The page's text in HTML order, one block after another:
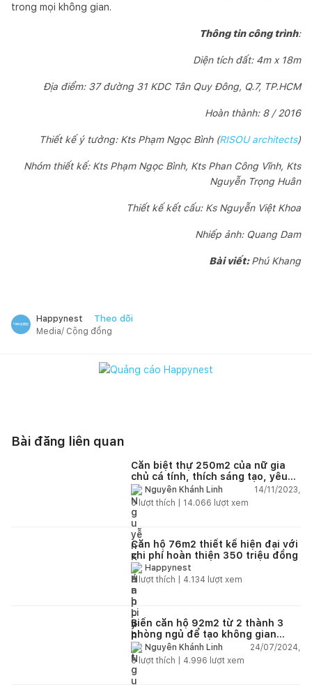
trong mọi không gian.
Thông tin công trình:
Diện tích đất: 4m x 18m
Địa điểm: 37 đường 31 KDC Tân Quy Đông, Q.7, TP.HCM
Hoàn thành: 8 / 2016
Thiết kế ý tưởng: Kts Phạm Ngọc Bình (RISOU architects)
Nhóm thiết kế: Kts Phạm Ngọc Bình, Kts Phan Công Vĩnh, Kts
Nguyễn Trọng Huân
Thiết kế kết cấu: Ks Nguyễn Việt Khoa
Nhiếp ảnh: Quang Dam
Bài viết:Phú Khang
Happynest Theo dõi
Media/ Cộng đồng
Bài đăng liên quan
Căn biệt thự 250m2 của nữ gia
chủ cá tính, thích sáng tạo, yêu
thiên nhiên, chi phí hoàn thiện 8
tỷ đồng
Nguyễn Khánh Linh
14/11/2023,
6lượt thích | 14.066 lượt xem
Căn hộ 76m2 thiết kế hiện đại với
chi phí hoàn thiện 350 triệu đồng
Happynest
5 lượt thích | 4.134 lượt xem
Biến căn hộ 92m2 từ 2 thành 3
phòng ngủ để tạo không gian
riêng cho 2 cô con gái
Nguyễn Khánh Linh
24/07/2024,
6lượt thích | 4.996 lượt xem